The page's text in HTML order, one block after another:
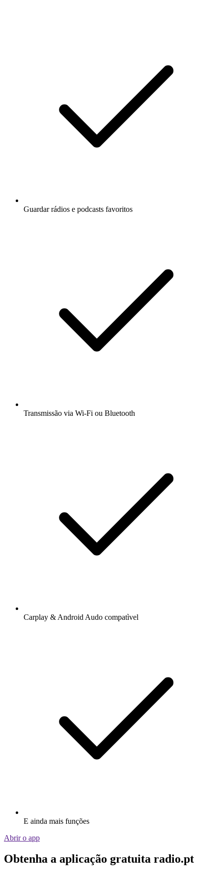
Guardar rádios e podcasts favoritos
Transmissão via Wi-Fi ou Bluetooth
Carplay & Android Audo compatìvel
E ainda mais funções
Abrir o app
Obtenha a aplicação gratuita radio.pt